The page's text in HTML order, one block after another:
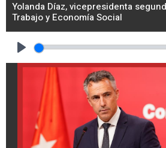
Yolanda Díaz, vicepresidenta
Trabajo y Economía Social
Play